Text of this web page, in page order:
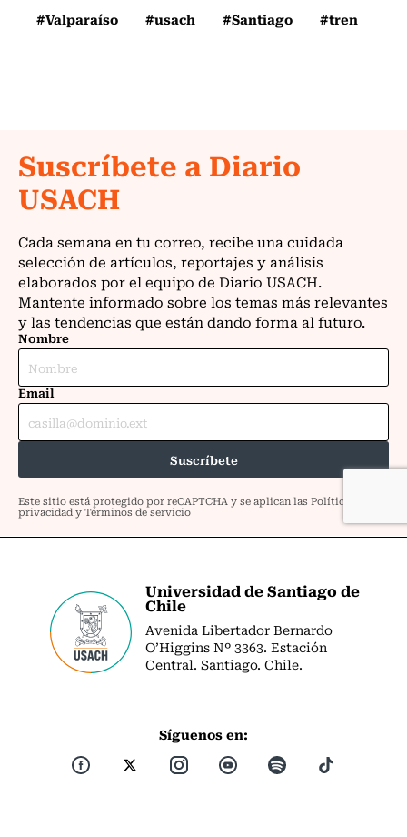
#Valparaíso #usach #Santiago #tren
Universidad de Santiago de
Chile
Avenida Libertador Bernardo
O’Higgins Nº 3363. Estación
Central. Santiago. Chile.
Síguenos en: